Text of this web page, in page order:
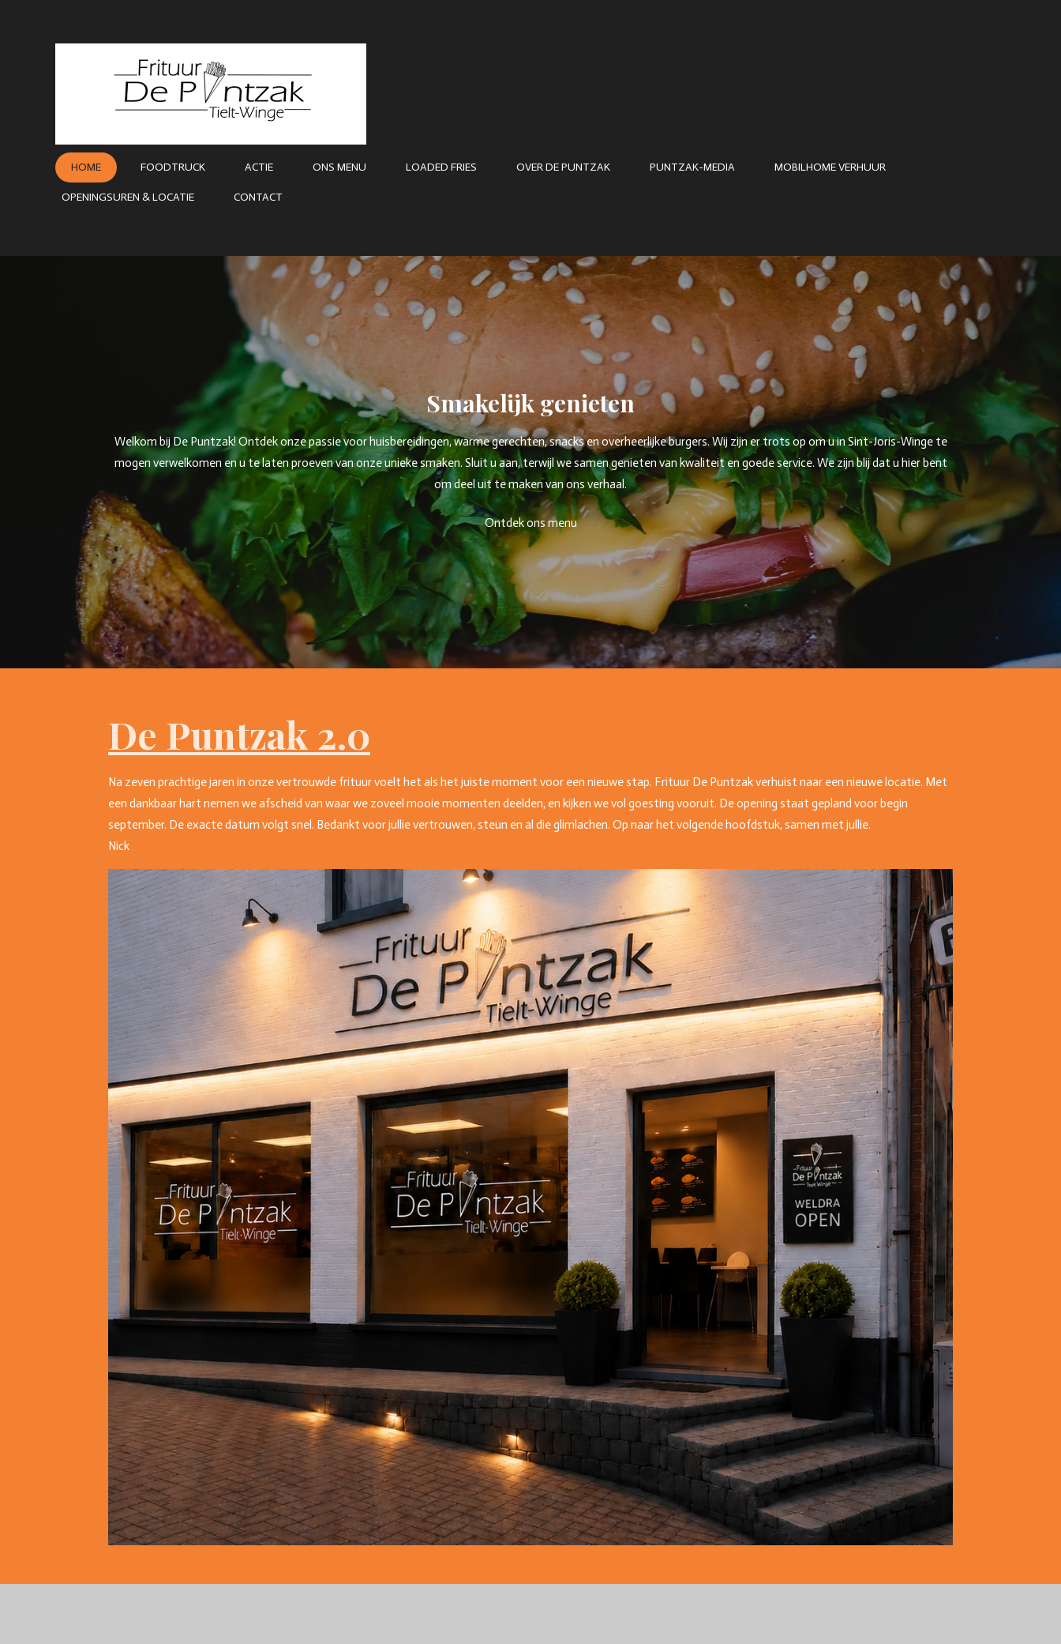
HOME FOODTRUCK ACTIE ONS MENU LOADED FRIES OVER DE PUNTZAK PUNTZAK-MEDIA MOBILHOME VERHUUR
OPENINGSUREN & LOCATIE CONTACT
Smakelijk genieten
Welkom bij De Puntzak! Ontdek onze passie voor huisbereidingen, warme gerechten, snacks en overheerlijke burgers. Wij zijn er trots op om u in Sint-Joris-Winge te
mogen verwelkomen en u te laten proeven van onze unieke smaken. Sluit u aan, terwijl we samen genieten van kwaliteit en goede service. We zijn blij dat u hier bent
om deel uit te maken van ons verhaal.
Ontdek ons menu
De Puntzak 2.0
Na zeven prachtige jaren in onze vertrouwde frituur voelt het als het juiste moment voor een nieuwe stap. Frituur De Puntzak verhuist naar een nieuwe locatie. Met
een dankbaar hart nemen we afscheid van waar we zoveel mooie momenten deelden, en kijken we vol goesting vooruit. De opening staat gepland voor begin
september. De exacte datum volgt snel. Bedankt voor jullie vertrouwen, steun en al die glimlachen. Op naar het volgende hoofdstuk, samen met jullie.
Nick